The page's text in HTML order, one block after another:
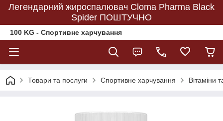
Легендарний жироспалювач Cloma Pharma Black
Spider ПОШТУЧНО
100 KG - Спортивне харчування
Товари та послуги Спортивне харчування Вітаміни